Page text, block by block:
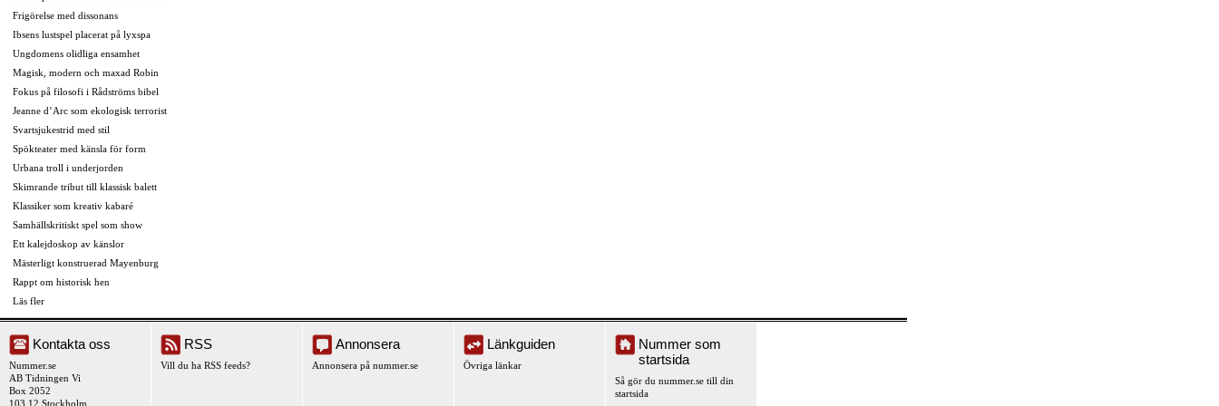
Frigörelse med dissonans
Ibsens lustspel placerat på lyxspa
Ungdomens olidliga ensamhet
Magisk, modern och maxad Robin
Fokus på filosofi i Rådströms bibel
Jeanne d’Arc som ekologisk terrorist
Svartsjukestrid med stil
Spökteater med känsla för form
Urbana troll i underjorden
Skimrande tribut till klassisk balett
Klassiker som kreativ kabaré
Samhällskritiskt spel som show
Ett kalejdoskop av känslor
Mästerligt konstruerad Mayenburg
Rappt om historisk hen
Läs fler
Kontakta oss
Nummer.se
AB Tidningen Vi
Box 2052
103 12 Stockholm
RSS
Vill du ha RSS feeds?
Annonsera
Annonsera på nummer.se
Länkguiden
Övriga länkar
Nummer som
startsida
Så gör du nummer.se till din
startsida